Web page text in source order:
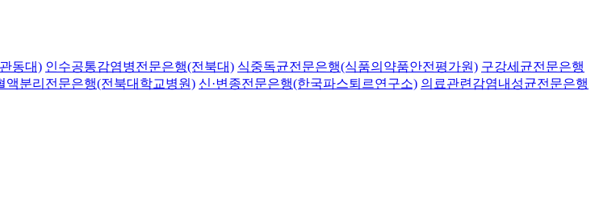
동대) 인수공통감염병전문은행(전북대) 식중독균전문은행(식품의약품안전평가원) 구강세균전문은행
액분리전문은행(전북대학교병원) 신·변종전문은행(한국파스퇴르연구소) 의료관련감염내성균전문은행